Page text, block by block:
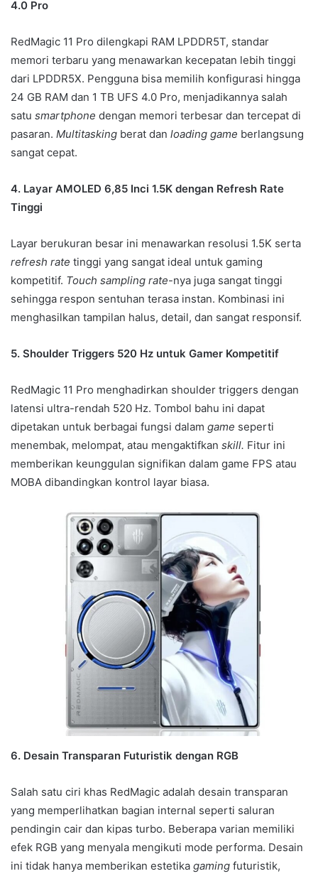
4.0 Pro
RedMagic 11 Pro dilengkapi RAM LPDDR5T, standar
memori terbaru yang menawarkan kecepatan lebih tinggi
dari LPDDR5X. Pengguna bisa memilih konfigurasi hingga
24 GB RAM dan 1 TB UFS 4.0 Pro, menjadikannya salah
satu smartphone dengan memori terbesar dan tercepat di
pasaran. Multitasking berat dan loading game berlangsung
sangat cepat.
4. Layar AMOLED 6,85 Inci 1.5K dengan Refresh Rate
Tinggi
Layar berukuran besar ini menawarkan resolusi 1.5K serta
refresh rate tinggi yang sangat ideal untuk gaming
kompetitif. Touch sampling rate-nya juga sangat tinggi
sehingga respon sentuhan terasa instan. Kombinasi ini
menghasilkan tampilan halus, detail, dan sangat responsif.
5. Shoulder Triggers 520 Hz untuk Gamer Kompetitif
RedMagic 11 Pro menghadirkan shoulder triggers dengan
latensi ultra-rendah 520 Hz. Tombol bahu ini dapat
dipetakan untuk berbagai fungsi dalam game seperti
menembak, melompat, atau mengaktifkan skill. Fitur ini
memberikan keunggulan signifikan dalam game FPS atau
MOBA dibandingkan kontrol layar biasa.
6. Desain Transparan Futuristik dengan RGB
Salah satu ciri khas RedMagic adalah desain transparan
yang memperlihatkan bagian internal seperti saluran
pendingin cair dan kipas turbo. Beberapa varian memiliki
efek RGB yang menyala mengikuti mode performa. Desain
ini tidak hanya memberikan estetika gaming futuristik,